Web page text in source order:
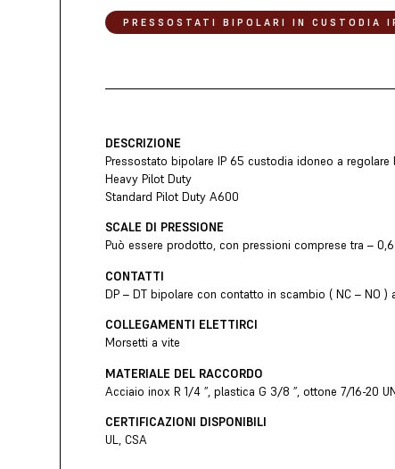
PRESSOSTATI BIPOLARI IN CUSTODIA
DESCRIZIONE
Pressostato bipolare IP 65 custodia idoneo a regolare
Heavy Pilot Duty
Standard Pilot Duty A600
SCALE DI PRESSIONE
Può essere prodotto, con pressioni comprese tra –
CONTATTI
DP – DT bipolare con contatto in scambio ( NC – NO
COLLEGAMENTI ELETTIRCI
Morsetti a vite
MATERIALE DEL RACCORDO
Acciaio inox R 1/4 ”, plastica G 3/8 ”, ottone 7/16-20
CERTIFICAZIONI DISPONIBILI
UL, CSA